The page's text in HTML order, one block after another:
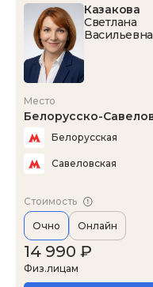
Казакова
Светлана
Васильевна
Место
Белорусско-
Белорусская
Савеловская
Стоимость
Очно Онлайн
14 990 ₽
Физ.лицам